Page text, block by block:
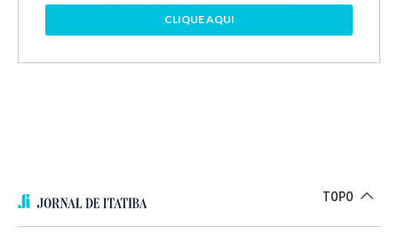
CLIQUE AQUI
TOPO